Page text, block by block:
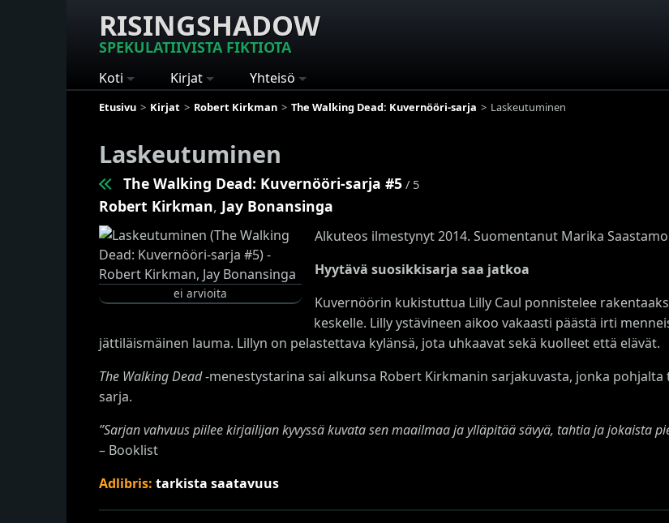
RISINGSHADOW
SPEKULATIIVISTA FIKTIOTA
Koti Kirjat Yhteisö
Etusivu Kirjat Robert Kirkman The Walking Dead: Kuvernööri-sarja Laskeutuminen
Laskeutuminen
The Walking Dead: Kuvernööri-sarja #5 / 5
Robert Kirkman, Jay Bonansinga
ei arvioita
Alkuteos ilmestynyt 2014. Suomentanut Marika
Hyytävä suosikkisarja saa jatkoa
Kuvernöörin kukistuttua Lilly Caul ponnistelee
keskelle. Lilly ystävineen aikoo vakaasti päästä irti
jättiläismäinen lauma. Lillyn on pelastettava kylänsä, jota uhkaavat sekä kuolleet että elävät.
The Walking Dead-menestystarina sai alkunsa Robert Kirkmanin sarjakuvasta, jonka
sarja.
”Sarjan vahvuus piilee kirjailijan kyvyssä kuvata sen maailmaa ja ylläpitää sävyä, tahtia ja jokaista
– Booklist
Adlibris: tarkista saatavuus